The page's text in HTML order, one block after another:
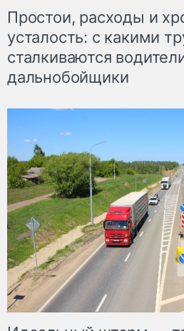
Простои, расходы и
усталость: с какими
сталкиваются
дальнобойщики